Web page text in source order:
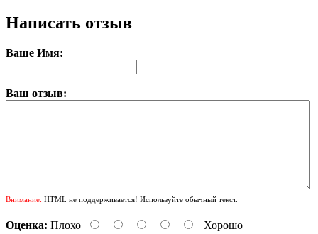
Написать отзыв
Ваше Имя:
Ваш отзыв:
Внимание: HTML не поддерживается! Используйте обычный текст.
Оценка: Плохо Хорошо